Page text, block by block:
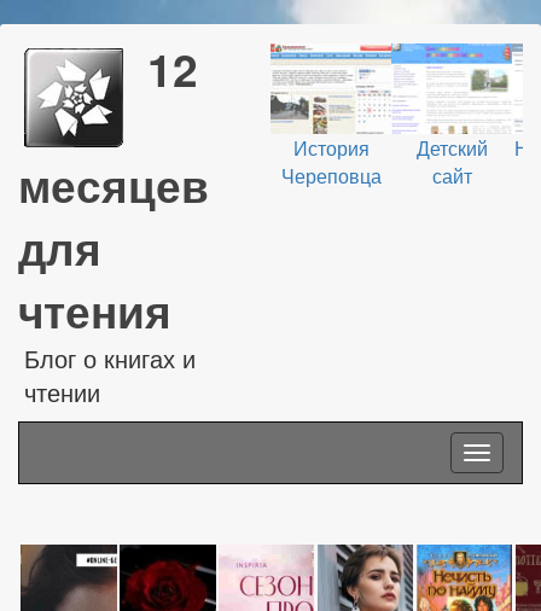
12
месяцев
для
чтения
Блог о книгах и
чтении
История
Череповца
Детский
сайт
Toggle